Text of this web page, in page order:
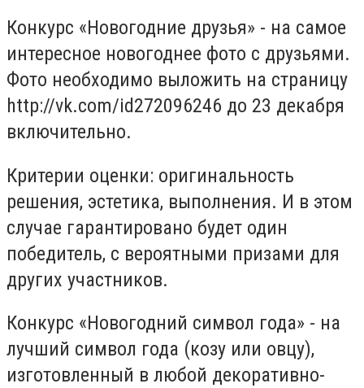
Конкурс «Новогодние друзья» - на самое
интересное новогоднее фото с друзьями.
Фото необходимо выложить на страницу
http://vk.com/id272096246 до 23 декабря
включительно.
Критерии оценки: оригинальность
решения, эстетика, выполнения. И в этом
случае гарантировано будет один
победитель, с вероятными призами для
других участников.
Конкурс «Новогодний символ года» - на
лучший символ года (козу или овцу),
изготовленный в любой декоративно-